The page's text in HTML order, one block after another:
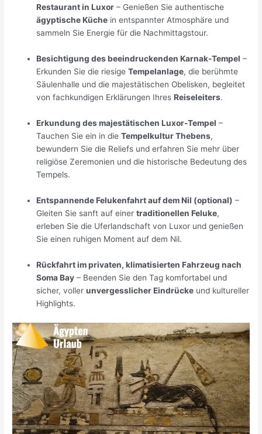
Restaurant in Luxor – Genießen Sie authentische
ägyptische Küche in entspannter Atmosphäre und
sammeln Sie Energie für die Nachmittagstour.
Besichtigung des beeindruckenden Karnak-Tempel –
Erkunden Sie die riesigeTempelanlage, die berühmte
Säulenhalle und die majestätischen Obelisken, begleitet
von fachkundigen Erklärungen IhresReiseleiters.
Erkundung des majestätischen Luxor-Tempel –
Tauchen Sie ein in dieTempelkultur Thebens,
bewundern Sie die Reliefs und erfahren Sie mehr über
religiöse Zeremonien und die historische Bedeutung des
Tempels.
Entspannende Felukenfahrt auf dem Nil (optional) –
Gleiten Sie sanft auf einertraditionellen Feluke,
erleben Sie die Uferlandschaft von Luxor und genießen
Sie einen ruhigen Moment auf dem Nil.
Rückfahrt im privaten, klimatisierten Fahrzeug nach
Soma Bay – Beenden Sie den Tag komfortabel und
sicher, vollerunvergesslicher Eindrücke und kultureller
Highlights.